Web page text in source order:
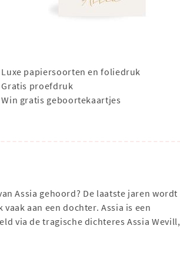
papiersoorten en foliedruk
proefdruk
gratis geboortekaartjes
Assia gehoord? De laatste jaren wordt
aan een dochter. Assia is een
via de tragische dichteres Assia Wevill,